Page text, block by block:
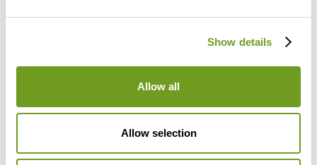
Show details
Allow all
Allow selection
Unser Support-Team steht Ihnen
jederzeit zur Seite